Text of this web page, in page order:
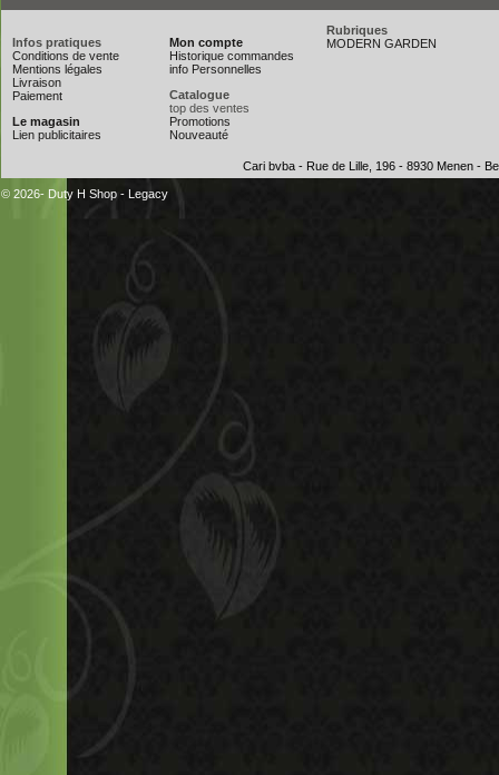
Infos pratiques
Conditions de vente
Mentions légales
Livraison
Paiement
Le magasin
Lien publicitaires
Mon compte
Historique commandes
info Personnelles
Catalogue
top des ventes
Promotions
Nouveauté
Rubriques
MODERN GARDEN
Cari bvba - Rue de Lille, 196 - 8930 Menen -
© 2026- Duty H Shop - Legacy